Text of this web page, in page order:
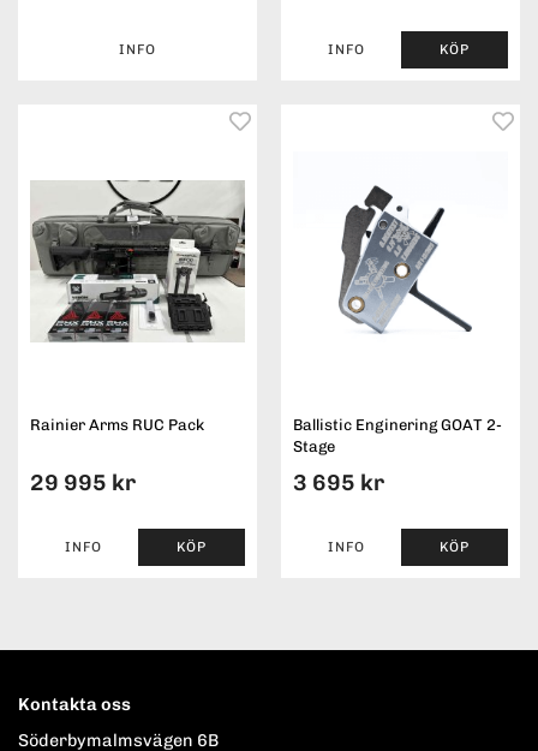
INFO INFO KÖP
Rainier Arms RUC Pack
29 995 kr
INFO KÖP
Ballistic Enginering GOAT 2-
Stage
3 695 kr
INFO KÖP
Kontakta oss
Söderbymalmsvägen 6B